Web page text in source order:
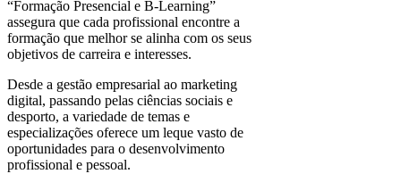
“Formação Presencial e B-Learning”
assegura que cada profissional encontre a
formação que melhor se alinha com os seus
objetivos de carreira e interesses.
Desde a gestão empresarial ao marketing
digital, passando pelas ciências sociais e
desporto, a variedade de temas e
especializações oferece um leque vasto de
oportunidades para o desenvolvimento
profissional e pessoal.